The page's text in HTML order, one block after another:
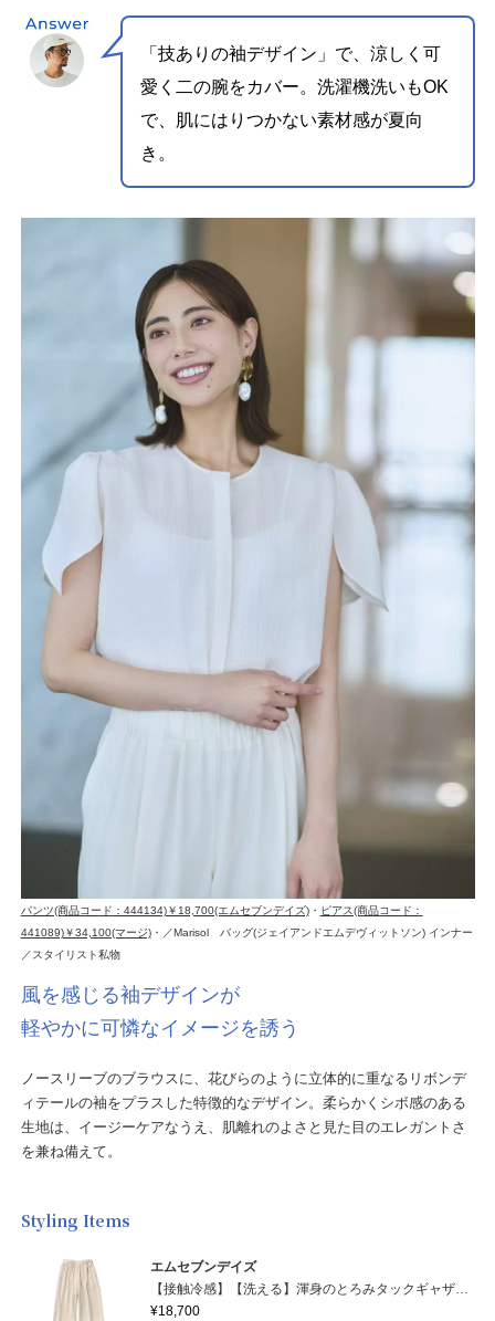
「技ありの袖デザイン」で、涼しく可
愛く二の腕をカバー。 洗濯機洗いもOK
で、肌にはりつかない素材感が夏向
き。
パンツ(商品コード：444134)￥18,700(エムセブンデイズ)・ ピアス(商品コード：
441089)￥34,100(マージ)・／Marisol バッグ(ジェイアンドエムデヴィットソン) インナー
／スタイリスト私物
風を感じる袖デザインが
軽やかに可憐なイメージを誘う
ノースリーブのブラウスに、花びらのように立体的に重なるリボンデ
ィテールの袖をプラスした特徴的なデザイン。柔らかくシボ感のある
生地は、イージーケアなうえ、肌離れのよさと見た目のエレガントさ
を兼ね備えて。
Styling Items
エムセブンデイズ
【接触冷感】【洗える】渾身のとろみタックギャザーパンツ
¥18,700